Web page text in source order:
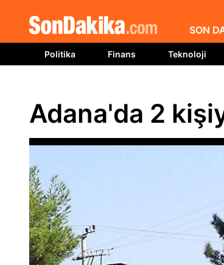
SON
Politika Finans Teknoloji
Adana'da 2